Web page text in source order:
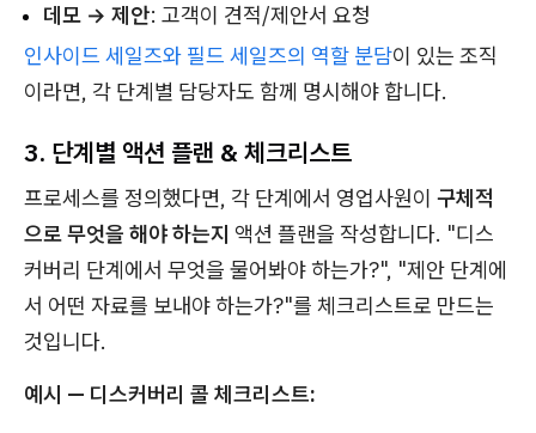
데모 → 제안: 고객이 견적/제안서 요청
인사이드 세일즈와 필드 세일즈의 역할 분담이 있는 조직
이라면, 각 단계별 담당자도 함께 명시해야 합니다.
3. 단계별 액션 플랜 & 체크리스트
프로세스를 정의했다면, 각 단계에서 영업사원이 구체적
으로 무엇을 해야 하는지 액션 플랜을 작성합니다. "디스
커버리 단계에서 무엇을 물어봐야 하는가?", "제안 단계에
서 어떤 자료를 보내야 하는가?"를 체크리스트로 만드는
것입니다.
예시 — 디스커버리 콜 체크리스트: